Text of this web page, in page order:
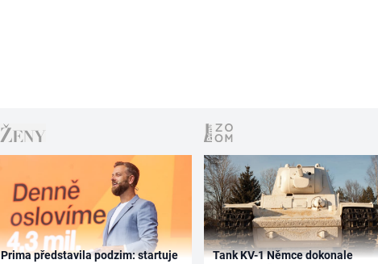
Prima představila podzim: startuje
Tank KV-1 Němce dokonale